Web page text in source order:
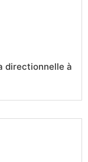
directionnelle à